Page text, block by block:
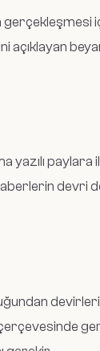
yazılı paylara
devri